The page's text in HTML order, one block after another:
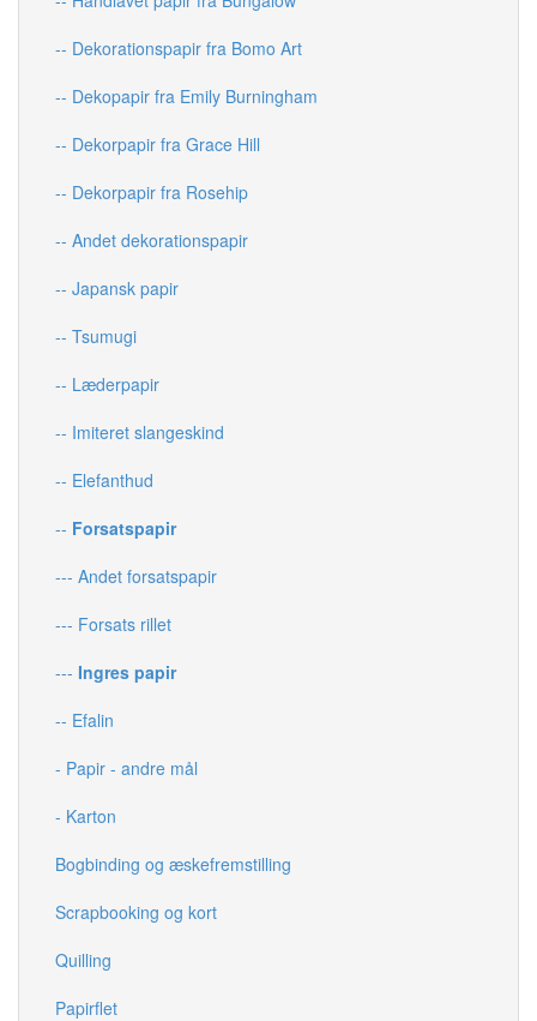
-- Dekorationspapir fra Bomo Art
-- Dekopapir fra Emily Burningham
-- Dekorpapir fra Grace Hill
-- Dekorpapir fra Rosehip
-- Andet dekorationspapir
-- Japansk papir
-- Tsumugi
-- Læderpapir
-- Imiteret slangeskind
-- Elefanthud
-- Forsatspapir
--- Andet forsatspapir
--- Forsats rillet
--- Ingres papir
-- Efalin
- Papir - andre mål
- Karton
Bogbinding og æskefremstilling
Scrapbooking og kort
Quilling
Papirflet